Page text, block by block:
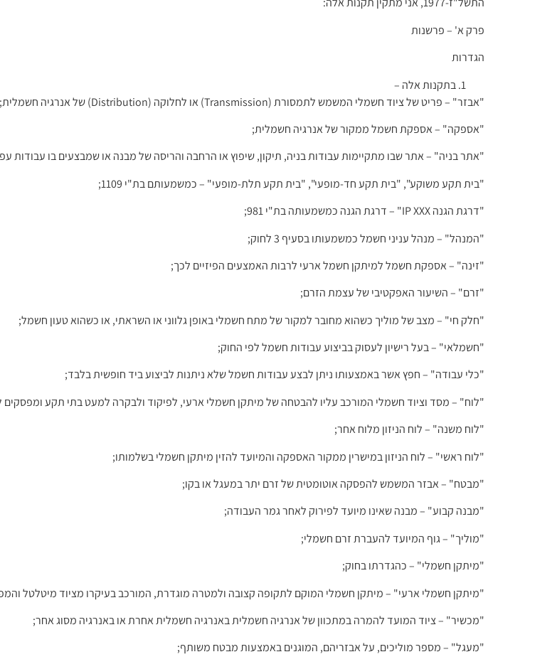
פרק א' – פרשנות
הגדרות
בתקנות אלה –
"אבזר" – פריט של ציוד חשמלי המשמש לתמסורת (Transmission) או לחלוקה (Distribution) של אנרגיה חשמלית;
"אספקה" – אספקת חשמל ממקור של אנרגיה חשמלית;
"אתר בניה" – אתר שבו מתקיימות עבודות בניה, תיקון, שיפוץ או הרחבה והריסה של מבנה או שמבצעים בו עבודות
"בית תקע משוקע", "בית תקע חד-מופעי", "בית תקע תלת-מופעי" – כמשמעותם בת"י 1109;
"דרגת הגנה IP XXX" – דרגת הגנה כמשמעותה בת"י 981;
"המנהל" – מנהל עניני חשמל כמשמעותו בסעיף 3 לחוק;
"זינה" – אספקת חשמל למיתקן חשמל ארעי לרבות האמצעים הפיזיים לכך;
"זרם" – השיעור האפקטיבי של עצמת הזרם;
"חלק חי" – מצב של מוליך כשהוא מחובר למקור של מתח חשמלי באופן גלווני או השראתי, או כשהוא טעון חשמל;
"חשמלאי" – בעל רישיון לעסוק בביצוע עבודות חשמל לפי החוק;
"כלי עבודה" – חפץ אשר באמצעותו ניתן לבצע עבודות חשמל שלא ניתנות לביצוע ביד חופשית בלבד;
"לוח" – מסד וציוד חשמלי המורכב עליו להבטחה של מיתקן חשמלי ארעי, לפיקוד ולבקרה למעט בתי תקע ומפסקים
"לוח משנה" – לוח הניזון מלוח אחר;
"לוח ראשי" – לוח הניזון במישרין ממקור האספקה והמיועד להזין מיתקן חשמלי בשלמותו;
"מבטח" – אבזר המשמש להפסקה אוטומטית של זרם יתר במעגל או בקו;
"מבנה קבוע" – מבנה שאינו מיועד לפירוק לאחר גמר העבודה;
"מוליך" – גוף המיועד להעברת זרם חשמלי;
"מיתקן חשמלי" – כהגדרתו בחוק;
"מיתקן חשמלי ארעי" – מיתקן חשמלי המוקם לתקופה קצובה ולמטרה מוגדרת, המורכב בעיקרו מציוד מיטלטל
"מכשיר" – ציוד המועד להמרה במתכוון של אנרגיה חשמלית באנרגיה חשמלית אחרת או באנרגיה מסוג אחר;
"מעגל" – מספר מוליכים, על אבזריהם, המוגנים באמצעות מבטח משותף;
"מעגל סופי" – מעגל המחובר ישירות למכשיר או לבית תקע;